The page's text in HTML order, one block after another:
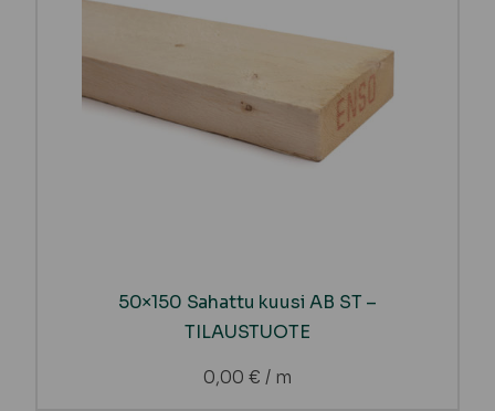
50×150 Sahattu kuusi AB ST –
TILAUSTUOTE
0,00 € / m